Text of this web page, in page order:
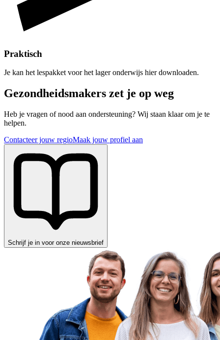
Praktisch
Je kan het lespakket voor het lager onderwijs hier downloaden.
Gezondheidsmakers zet je op weg
Heb je vragen of nood aan ondersteuning? Wij staan klaar om je te
helpen.
Contacteer jouw regioMaak jouw profiel aan
Schrijf je in voor onze nieuwsbrief